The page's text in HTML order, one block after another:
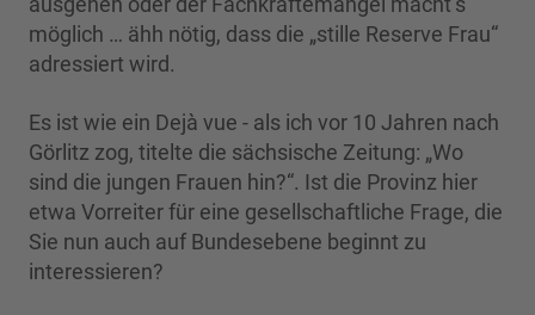
möglich … ähh nötig, dass die „stille Reserve Frau“
adressiert wird.
Es ist wie ein Dejà vue - als ich vor 10 Jahren nach
Görlitz zog, titelte die sächsische Zeitung: „Wo
sind die jungen Frauen hin?“. Ist die Provinz hier
etwa Vorreiter für eine gesellschaftliche Frage, die
Sie nun auch auf Bundesebene beginnt zu
interessieren?